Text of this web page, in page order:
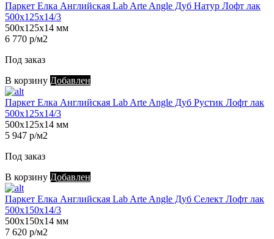
Паркет Елка Английская Lab Arte Angle Дуб Натур Лофт лак
500х125х14/3
500х125х14 мм
6 770 р/м2
Под заказ
В корзину Добавлен
Паркет Елка Английская Lab Arte Angle Дуб Рустик Лофт лак
500х125х14/3
500х125х14 мм
5 947 р/м2
Под заказ
В корзину Добавлен
Паркет Елка Английская Lab Arte Angle Дуб Селект Лофт лак
500х150х14/3
500х150х14 мм
7 620 р/м2